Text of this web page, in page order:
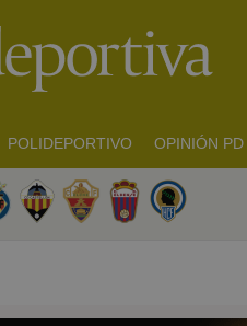
POLIDEPORTIVO OPINIÓN PD